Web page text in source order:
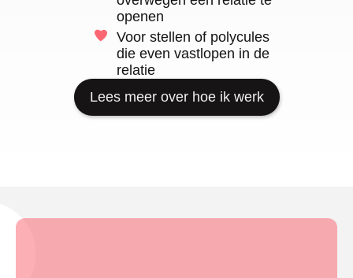
openen
Voor stellen of polycules
die even vastlopen in de
relatie
Lees meer over hoe ik werk